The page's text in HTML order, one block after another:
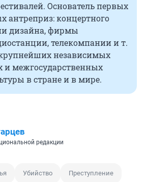
Основатель первых
антреприз: концертного
дизайна, фирмы
телекомпании и т.
независимых
межгосударственных
в стране и в мире.
редакции
Убийство Преступление